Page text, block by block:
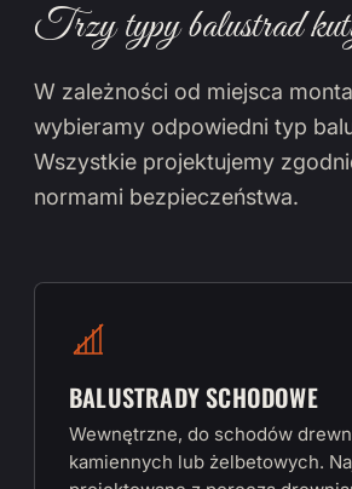
Trzy typy balustrad
W zależności od miejsca
wybieramy odpowiedni typ
Wszystkie projektujemy
normami bezpieczeństwa.
BALUSTRADY SCHODOWE
Wewnętrzne, do schodów
kamiennych lub żelbetowych.